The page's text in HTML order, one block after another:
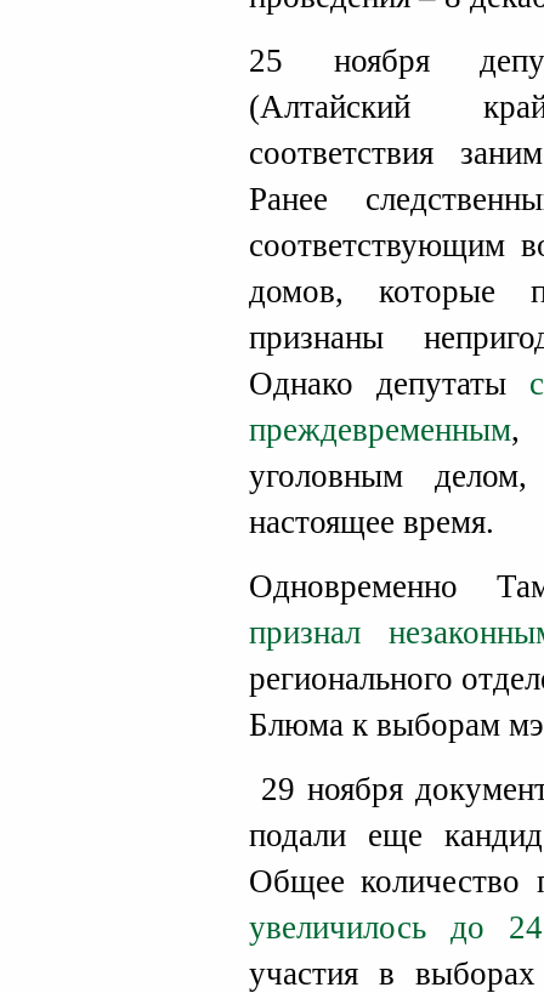
25 ноября
(Алтайский
соответствия
Ранее
соответствующим
домов, которые
признаны
Однако депутаты
преждевременным,
уголовным делом,
настоящее время.
Одновременно
признал
регионального
Блюма к выборам
29 ноября
подали еще
Общее количество
увеличилось до 24
участия в